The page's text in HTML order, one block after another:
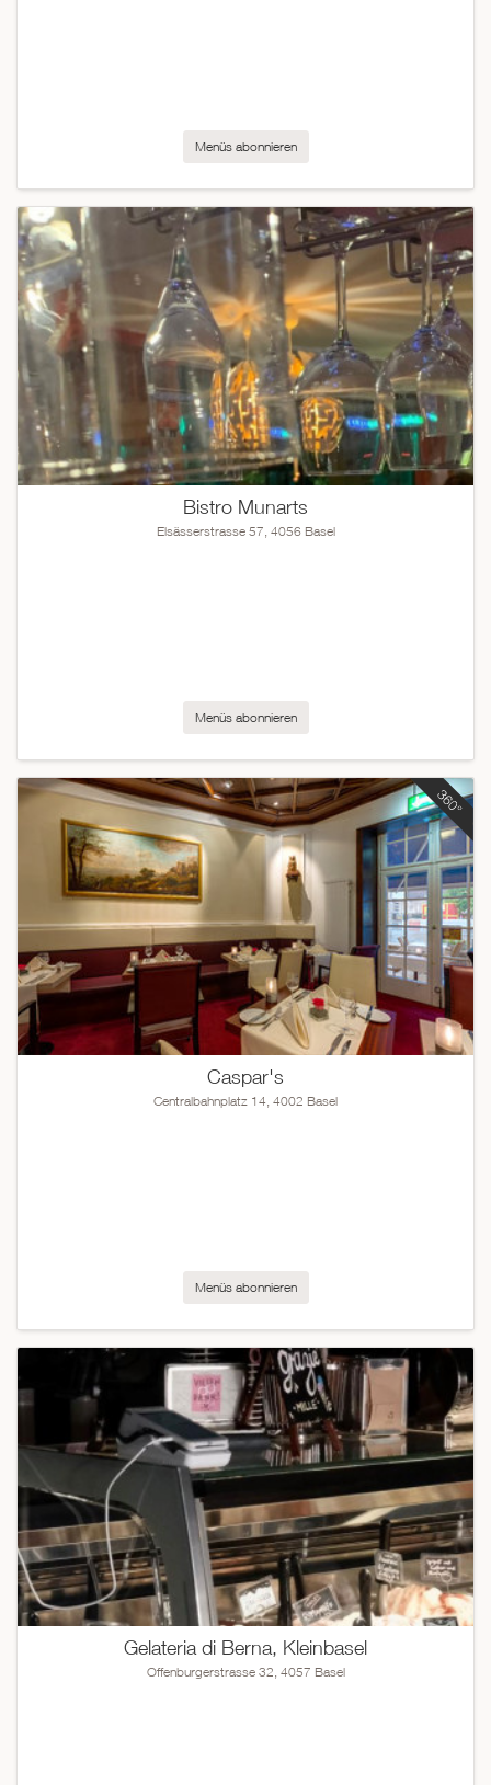
Menüs abonnieren
Bistro Munarts
Elsässerstrasse 57, 4056 Basel
Menüs abonnieren
Caspar's
Centralbahnplatz 14, 4002 Basel
Menüs abonnieren
Gelateria di Berna, Kleinbasel
Offenburgerstrasse 32, 4057 Basel